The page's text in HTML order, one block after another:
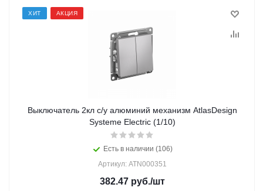
ХИТ АКЦИЯ
Выключатель 2кл с/у алюминий механизм AtlasDesign
Systeme Electric (1/10)
Есть в наличии (106)
Артикул: ATN000351
382.47руб./шт